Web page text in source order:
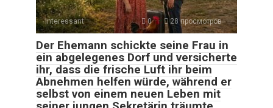
Interessant 0 28 просмотров
Der Ehemann schickte seine Frau in
ein abgelegenes Dorf und versicherte
ihr, dass die frische Luft ihr beim
Abnehmen helfen würde, während er
selbst von einem neuen Leben mit